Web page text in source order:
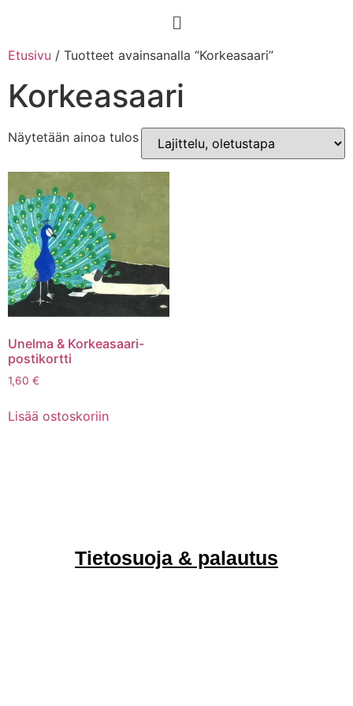
Etusivu / Tuotteet avainsanalla “Korkeasaari”
Korkeasaari
Näytetään ainoa tulos
Unelma & Korkeasaari-
postikortti
1,60 €
Lisää ostoskoriin
Tietosuoja & palautus